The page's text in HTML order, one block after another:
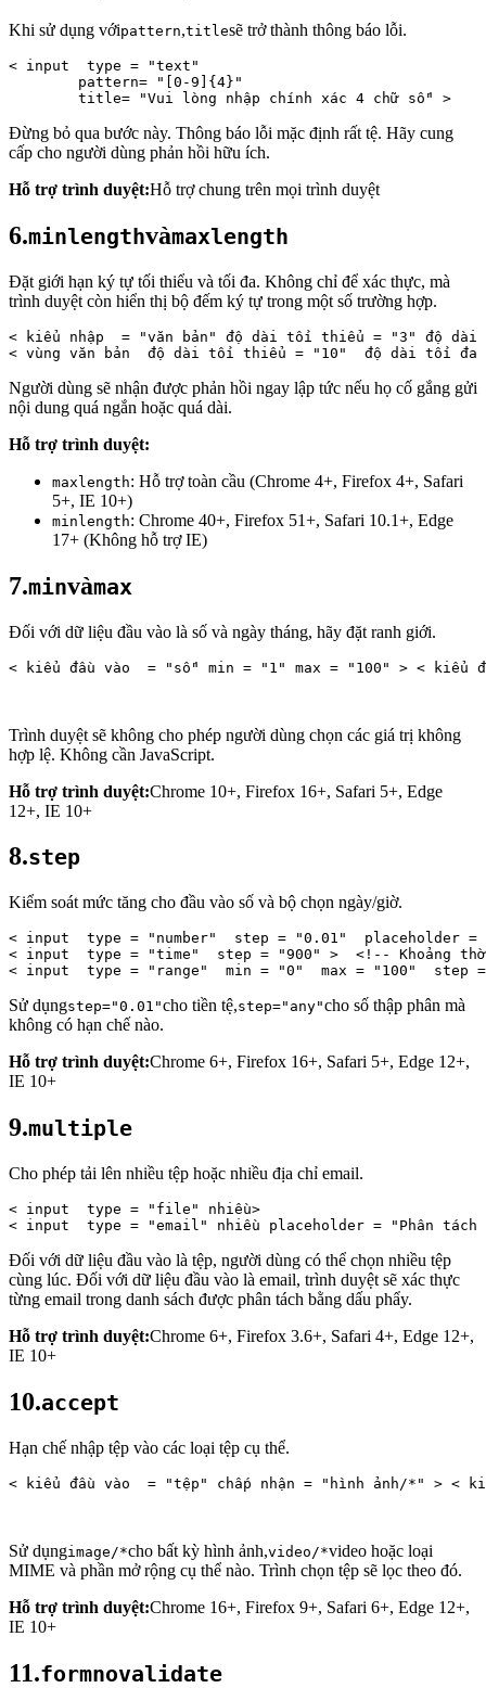
Khi sử dụng vớipattern,titlesẽ trở thành thông báo lỗi.
< input type =
"text"
        pattern=
"[0-9]{4}"
        title=
"Vui lòng nhập chính xác 4 chữ số" >
Đừng bỏ qua bước này. Thông báo lỗi mặc định rất tệ. Hãy cung
cấp cho người dùng phản hồi hữu ích.
Hỗ trợ trình duyệt:Hỗ trợ chung trên mọi trình duyệt
6.minlengthvàmaxlength
Đặt giới hạn ký tự tối thiểu và tối đa. Không chỉ để xác thực, mà
trình duyệt còn hiển thị bộ đếm ký tự trong một số trường hợp.
< kiểu nhập = "văn bản" độ dài tối thiểu = "3" độ dài
< vùng văn bản độ dài tối thiểu = "10" độ dài tối đa
Người dùng sẽ nhận được phản hồi ngay lập tức nếu họ cố gắng gửi
nội dung quá ngắn hoặc quá dài.
Hỗ trợ trình duyệt:
maxlength: Hỗ trợ toàn cầu (Chrome 4+, Firefox 4+, Safari
5+, IE 10+)
minlength: Chrome 40+, Firefox 51+, Safari 10.1+, Edge
17+ (Không hỗ trợ IE)
7.minvàmax
Đối với dữ liệu đầu vào là số và ngày tháng, hãy đặt ranh giới.
< kiểu đầu vào = "số" min = "1" max = "100" > < kiểu
Trình duyệt sẽ không cho phép người dùng chọn các giá trị không
hợp lệ. Không cần JavaScript.
Hỗ trợ trình duyệt:Chrome 10+, Firefox 16+, Safari 5+, Edge
12+, IE 10+
8.step
Kiểm soát mức tăng cho đầu vào số và bộ chọn ngày/giờ.
< input type = "number" step = "0.01" placeholder =
< input type = "time" step = "900" >
<!-- Khoảng
< input type = "range" min = "0" max = "100" step
Sử dụngstep="0.01"cho tiền tệ,step="any"cho số thập phân mà
không có hạn chế nào.
Hỗ trợ trình duyệt:Chrome 6+, Firefox 16+, Safari 5+, Edge 12+,
IE 10+
9.multiple
Cho phép tải lên nhiều tệp hoặc nhiều địa chỉ email.
< input type = "file"
nhiều>
< input type = "email" nhiều placeholder = "Phân tách
Đối với dữ liệu đầu vào là tệp, người dùng có thể chọn nhiều tệp
cùng lúc. Đối với dữ liệu đầu vào là email, trình duyệt sẽ xác thực
từng email trong danh sách được phân tách bằng dấu phẩy.
Hỗ trợ trình duyệt:Chrome 6+, Firefox 3.6+, Safari 4+, Edge 12+,
IE 10+
10.accept
Hạn chế nhập tệp vào các loại tệp cụ thể.
< kiểu đầu vào = "tệp" chấp nhận = "hình ảnh/*" > <
Sử dụngimage/*cho bất kỳ hình ảnh,video/*video hoặc loại
MIME và phần mở rộng cụ thể nào. Trình chọn tệp sẽ lọc theo đó.
Hỗ trợ trình duyệt:Chrome 16+, Firefox 9+, Safari 6+, Edge 12+,
IE 10+
11.formnovalidate